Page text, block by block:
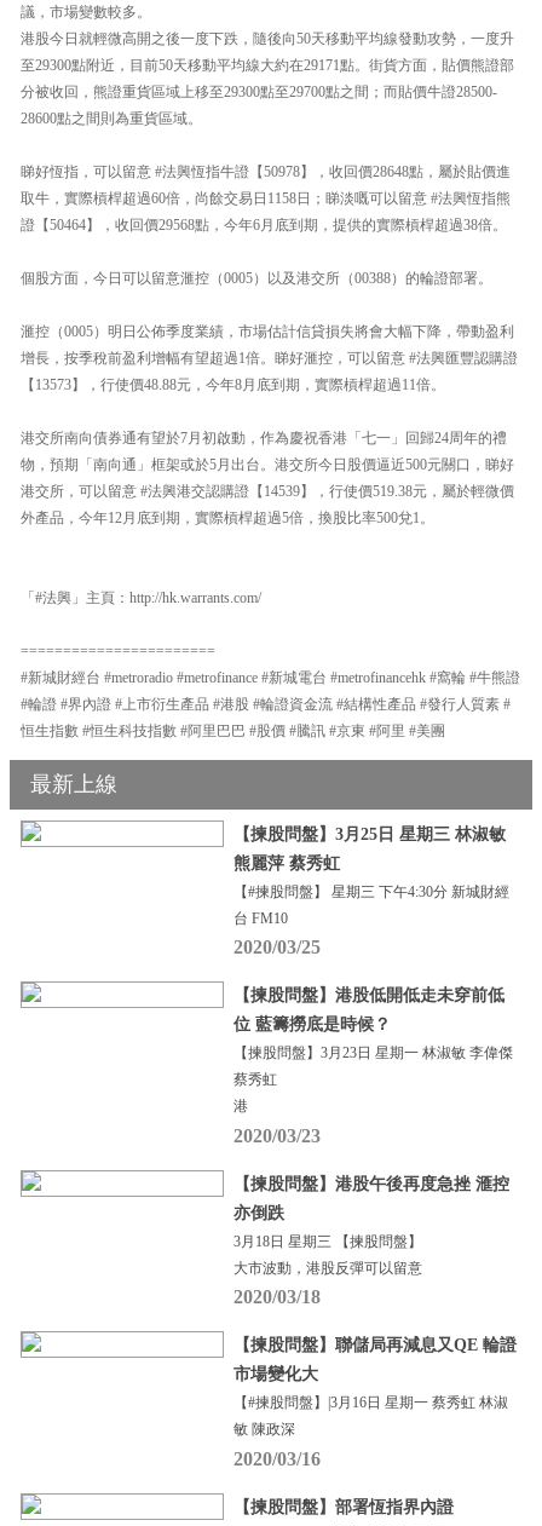
議，市場變數較多。
港股今日就輕微高開之後一度下跌，隨後向50天移動平均線發動攻勢，一度升
至29300點附近，目前50天移動平均線大約在29171點。街貨方面，貼價熊證部
分被收回，熊證重貨區域上移至29300點至29700點之間；而貼價牛證28500-
28600點之間則為重貨區域。
睇好恆指，可以留意 #法興恆指牛證【50978】，收回價28648點，屬於貼價進
取牛，實際槓桿超過60倍，尚餘交易日1158日；睇淡嘅可以留意 #法興恆指熊
證【50464】，收回價29568點，今年6月底到期，提供的實際槓桿超過38倍。
個股方面，今日可以留意滙控（0005）以及港交所（00388）的輪證部署。
滙控（0005）明日公佈季度業績，市場估計信貸損失將會大幅下降，帶動盈利
增長，按季稅前盈利增幅有望超過1倍。睇好滙控，可以留意 #法興匯豐認購證
【13573】，行使價48.88元，今年8月底到期，實際槓桿超過11倍。
港交所南向債券通有望於7月初啟動，作為慶祝香港「七一」回歸24周年的禮
物，預期「南向通」框架或於5月出台。港交所今日股價逼近500元關口，睇好
港交所，可以留意 #法興港交認購證【14539】，行使價519.38元，屬於輕微價
外產品，今年12月底到期，實際槓桿超過5倍，換股比率500兌1。
「#法興」主頁：http://hk.warrants.com/
=======================
#新城財經台 #metroradio #metrofinance #新城電台 #metrofinancehk #窩輪 #牛熊證
#輪證 #界內證 #上市衍生產品 #港股 #輪證資金流 #結構性產品 #發行人質素 #
恒生指數 #恒生科技指數 #阿里巴巴 #股價 #騰訊 #京東 #阿里 #美團
最新上線
【揀股問盤】3月25日 星期三 林淑敏
熊麗萍 蔡秀虹
【#揀股問盤】 星期三 下午4:30分 新城財經
台 FM10
2020/03/25
【揀股問盤】港股低開低走未穿前低
位 藍籌撈底是時候？
【揀股問盤】3月23日 星期一 林淑敏 李偉傑
蔡秀虹
港
2020/03/23
【揀股問盤】港股午後再度急挫 滙控
亦倒跌
3月18日 星期三 【揀股問盤】
大市波動，港股反彈可以留意
2020/03/18
【揀股問盤】聯儲局再減息又QE 輪證
市場變化大
【#揀股問盤】|3月16日 星期一 蔡秀虹 林淑
敏 陳政深
2020/03/16
【揀股問盤】部署恆指界內證